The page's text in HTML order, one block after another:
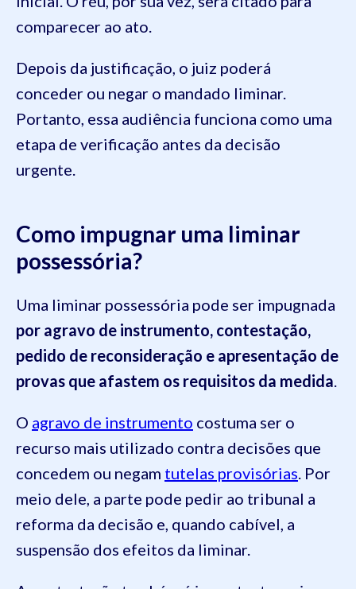
comparecer ao ato.
Depois da justificação, o juiz poderá
conceder ou negar o mandado liminar.
Portanto, essa audiência funciona como uma
etapa de verificação antes da decisão
urgente.
Como impugnar uma liminar
possessória?
Uma liminar possessória pode ser impugnada
por agravo de instrumento, contestação,
pedido de reconsideração e apresentação de
provas que afastem os requisitos da medida.
O agravo de instrumento costuma ser o
recurso mais utilizado contra decisões que
concedem ou negam tutelas provisórias. Por
meio dele, a parte pode pedir ao tribunal a
reforma da decisão e, quando cabível, a
suspensão dos efeitos da liminar.